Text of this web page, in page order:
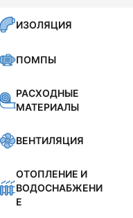
ИЗОЛЯЦИЯ
ПОМПЫ
РАСХОДНЫЕ
МАТЕРИАЛЫ
ВЕНТИЛЯЦИЯ
ОТОПЛЕНИЕ И
ВОДОСНАБЖЕНИ
Е